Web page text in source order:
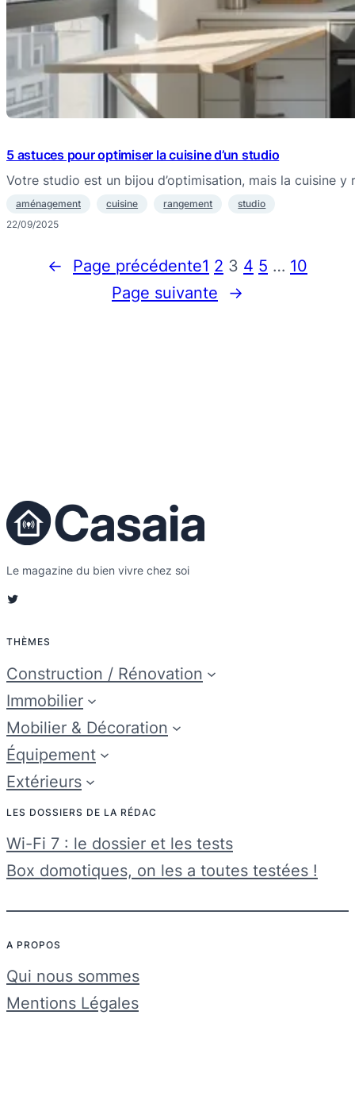
5 astuces pour optimiser la cuisine d’un studio
Votre studio est un bijou d’optimisation, mais la cuisine y
aménagement cuisine rangement
studio
22/09/2025
← Page précédente1 2 3 4 5 … 10
Page suivante
→
Le magazine du bien vivre chez soi
Twitter
THÈMES
Construction / Rénovation
Immobilier
Mobilier & Décoration
Équipement
Extérieurs
LES DOSSIERS DE LA RÉDAC
Wi-Fi 7 : le dossier et les tests
Box domotiques, on les a toutes testées !
A PROPOS
Qui nous sommes
Mentions Légales